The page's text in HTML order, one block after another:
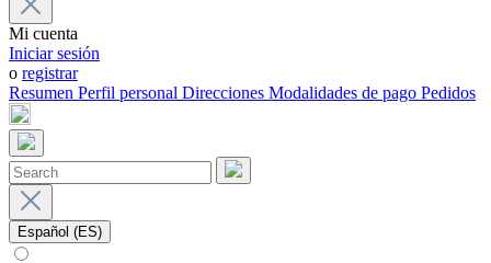
Mi cuenta
Iniciar sesión
o registrar
Resumen Perfil personal Direcciones Modalidades de pago Pedidos
Español (ES)